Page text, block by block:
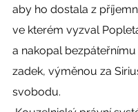
aby ho dostala z
ve kterém vyzval
a nakopal
zadek, výměnou za
svobodu.